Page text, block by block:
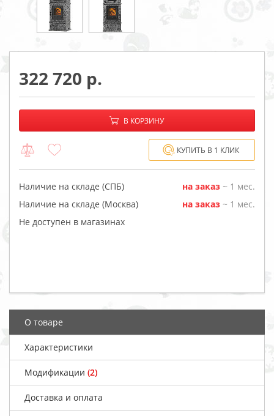
322 720
−
В КОРЗИНУ
КУПИТЬ В 1 КЛИК
Наличие на складе (СПБ) на заказ ~ 1 мес.
Наличие на складе (Москва)
на заказ ~ 1 мес.
Не доступен в магазинах
О товаре
Характеристики
Модификации (2)
Доставка и оплата